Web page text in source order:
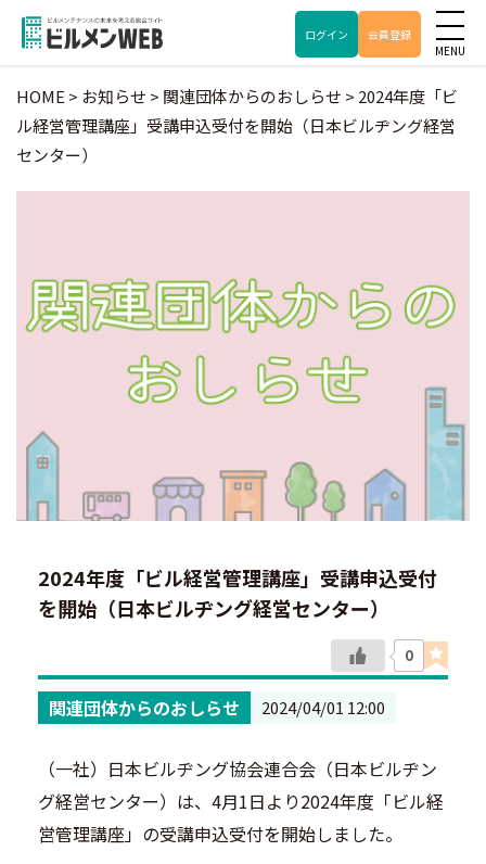
ログイン 会員登録
HOME > お知らせ > 関連団体からのおしらせ > 2024年度「ビ
ル経営管理講座」受講申込受付を開始（日本ビルヂング経営
センター）
2024年度「ビル経営管理講座」受講申込受付
を開始（日本ビルヂング経営センター）
0
関連団体からのおしらせ 2024/04/01 12:00
（一社）日本ビルヂング協会連合会（日本ビルヂン
グ経営センター）は、4月1日より2024年度「ビル経
営管理講座」の受講申込受付を開始しました。